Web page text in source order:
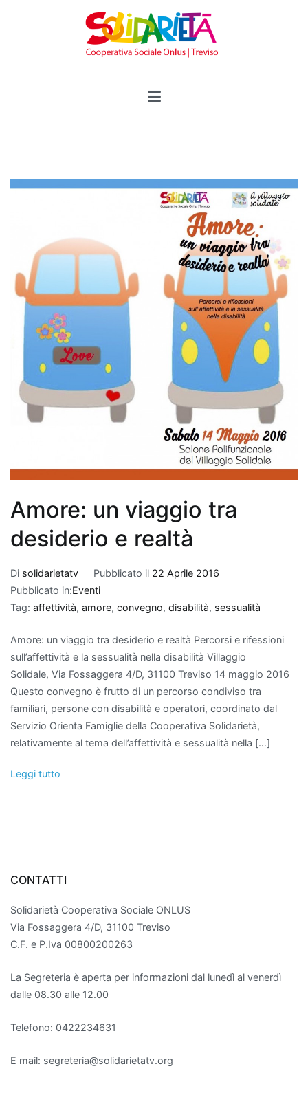
Amore: un viaggio tra
desiderio e realtà
Di solidarietatv Pubblicato il 22 Aprile 2016
Pubblicato in:Eventi
Tag: affettività, amore, convegno, disabilità, sessualità
Amore: un viaggio tra desiderio e realtà Percorsi e rifessioni
sull’affettività e la sessualità nella disabilità Villaggio
Solidale, Via Fossaggera 4/D, 31100 Treviso 14 maggio 2016
Questo convegno è frutto di un percorso condiviso tra
familiari, persone con disabilità e operatori, coordinato dal
Servizio Orienta Famiglie della Cooperativa Solidarietà,
relativamente al tema dell’affettività e sessualità nella […]
Leggi tutto
CONTATTI
Solidarietà Cooperativa Sociale ONLUS
Via Fossaggera 4/D, 31100 Treviso
C.F. e P.Iva 00800200263
La Segreteria è aperta per informazioni dal lunedì al venerdì
dalle 08.30 alle 12.00
Telefono: 0422234631
E mail: segreteria@solidarietatv.org